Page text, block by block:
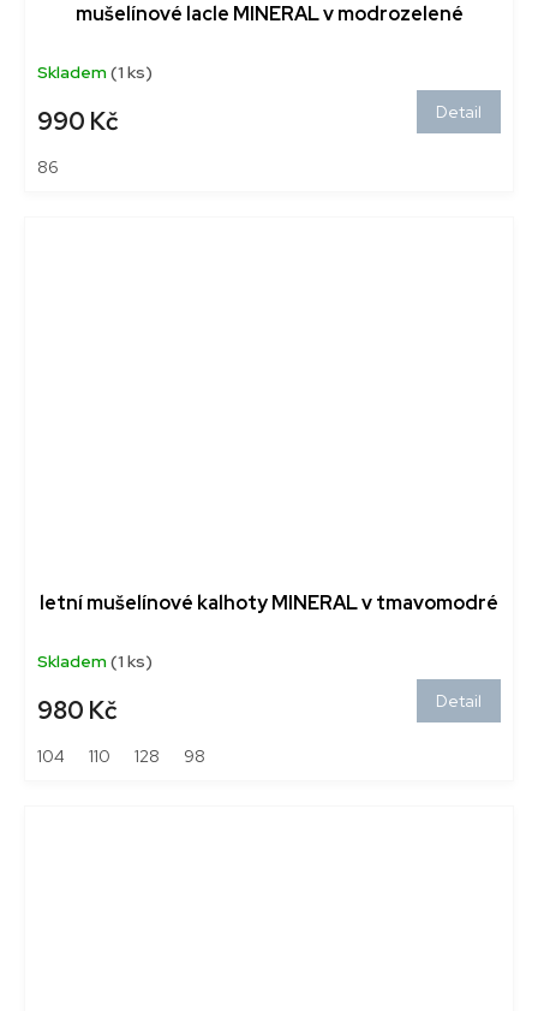
mušelínové lacle MINERAL v modrozelené
Skladem(1 ks)
990 Kč Detail
86
letní mušelínové kalhoty MINERAL v tmavomodré
Skladem(1 ks)
980 Kč Detail
104 110 128 98